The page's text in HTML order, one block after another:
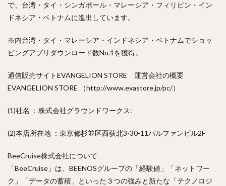
で、台湾・タイ・シンガポール・マレーシア・フィリピン・イン
ドネシア・ベトナムに進出しています。
※内台湾・タイ・マレーシア・インドネシア・ベトナムでショッ
ピングアプリダウンロード数No.1を獲得。
通信販売サイトEVANGELION STORE 運営会社の概要
EVANGELION STORE （http://www.evastore.jp/pc/）
(1)社名 ：株式会社グラウンドワークス:
(2)本店所在地 ：東京都杉並区西荻北3-30-11パルファンビル2F
BeeCruise株式会社について
「BeeCruise」は、BEENOSグループの「経験値」「ネットワー
ク」「データの蓄積」といった３つの強みと新たな「テクノロジ